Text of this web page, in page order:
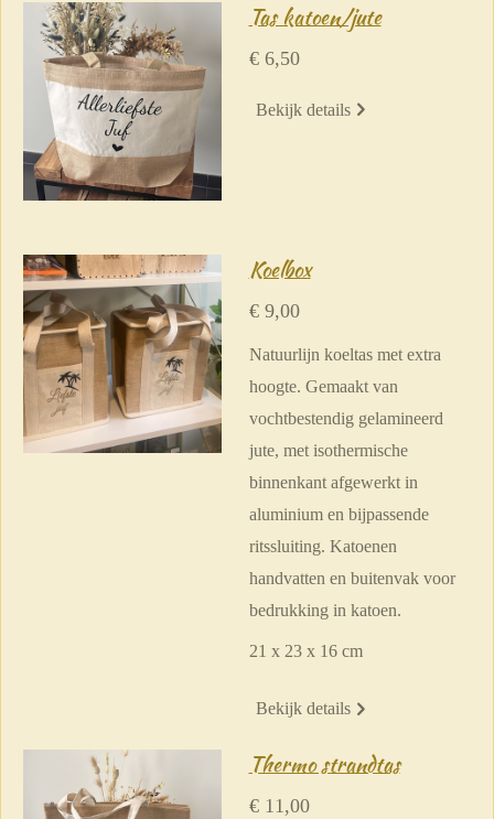
Tas katoen/jute
€ 6,50
Bekijk details
Koelbox
€ 9,00
Natuurlijn koeltas met extra
hoogte. Gemaakt van
vochtbestendig gelamineerd
jute, met isothermische
binnenkant afgewerkt in
aluminium en bijpassende
ritssluiting. Katoenen
handvatten en buitenvak voor
bedrukking in katoen.
21 x 23 x 16 cm
Bekijk details
Thermo strandtas
€ 11,00